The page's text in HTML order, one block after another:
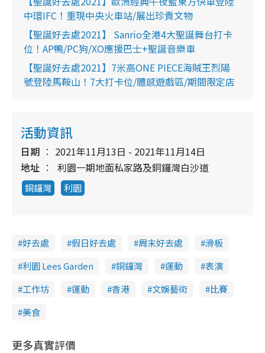
中環IFC！重現中央火車站/展出珍貴文物
【聖誕好去處2021】 Sanrio全港4大聖誕舞台打卡
位！AP鴨/PC狗/XO應援巴士+聖誕音樂車
【聖誕好去處2021】7米高ONE PIECE海賊王烈陽
號登陸馬鞍山！7大打卡位/體感遊戲區/期間限定店
活動資訊
日期
2021年11月13日 - 2021年11月14日
地址
利園一期地面私家路及銅鑼灣白沙道
銅鑼灣 利園
好去處 假日好去處 周末好去處
滑板
利園 Lees Garden
銅鑼灣 運動
表演
工作坊
運動 香港 文娛藝術
比賽
美食
更多真實評價